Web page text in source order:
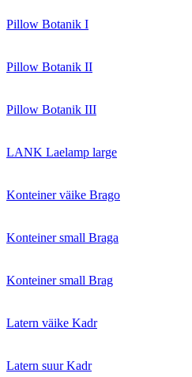
Pillow Botanik I
Pillow Botanik II
Pillow Botanik III
LANK Laelamp large
Konteiner väike Brago
Konteiner small Braga
Konteiner small Brag
Latern väike Kadr
Latern suur Kadr